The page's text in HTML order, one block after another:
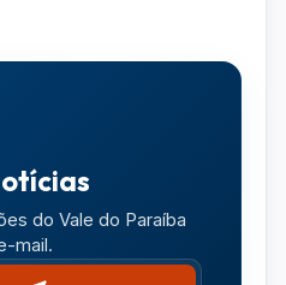
do Vale do Paraíba
mail.